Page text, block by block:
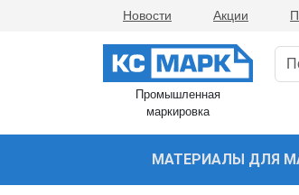
Новости Акции
Промышленная
маркировка
МАТЕРИАЛЫ ДЛЯ